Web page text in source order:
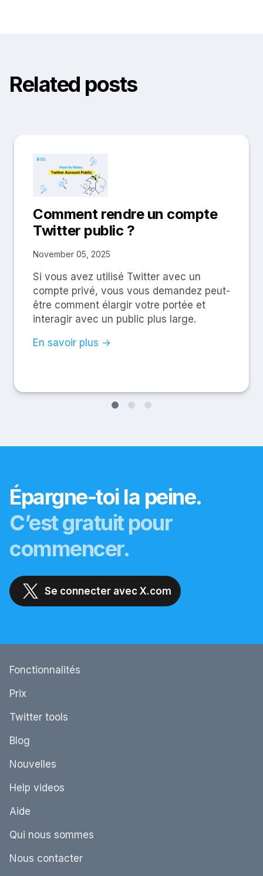
Related posts
Comment rendre un compte
Twitter public ?
November 05, 2025
Si vous avez utilisé Twitter avec un
compte privé, vous vous demandez peut-
être comment élargir votre portée et
interagir avec un public plus large.
En savoir plus →
Épargne-toi la peine.
C’est gratuit pour
commencer.
Se connecter avec X.com
Fonctionnalités
Prix
Twitter tools
Blog
Nouvelles
Help videos
Aide
Qui nous sommes
Nous contacter